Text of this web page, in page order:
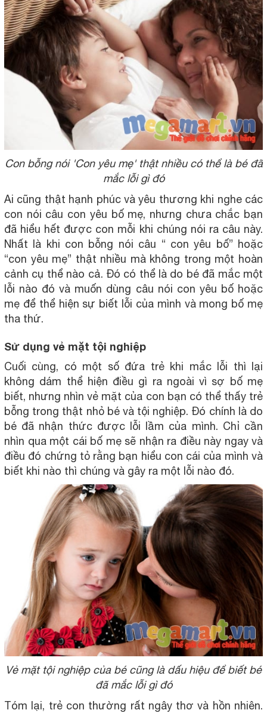
Con bỗng nói 'Con yêu mẹ' thật nhiều có thể là bé đã
mắc lỗi gì đó
Ai cũng thật hạnh phúc và yêu thương khi nghe các
con nói câu con yêu bố mẹ, nhưng chưa chắc bạn
đã hiểu hết được con mỗi khi chúng nói ra câu này.
Nhất là khi con bỗng nói câu “ con yêu bố” hoặc
“con yêu mẹ” thật nhiều mà không trong một hoàn
cảnh cụ thể nào cả. Đó có thể là do bé đã mắc một
lỗi nào đó và muốn dùng câu nói con yêu bố hoặc
mẹ để thể hiện sự biết lỗi của mình và mong bố mẹ
tha thứ.
Sử dụng vẻ mặt tội nghiệp
Cuối cùng, có một số đứa trẻ khi mắc lỗi thì lại
không dám thể hiện điều gì ra ngoài vì sợ bố mẹ
biết, nhưng nhìn vẻ mặt của con bạn có thể thấy trẻ
bỗng trong thật nhỏ bé và tội nghiệp. Đó chính là do
bé đã nhận thức được lỗi lầm của mình. Chỉ cần
nhìn qua một cái bố mẹ sẽ nhận ra điều này ngay và
điều đó chứng tỏ rằng bạn hiểu con cái của mình và
biết khi nào thì chúng và gây ra một lỗi nào đó.
Vẻ mặt tội nghiệp của bé cũng là dấu hiệu để biết bé
đã mắc lỗi gì đó
Tóm lại, trẻ con thường rất ngây thơ và hồn nhiên.